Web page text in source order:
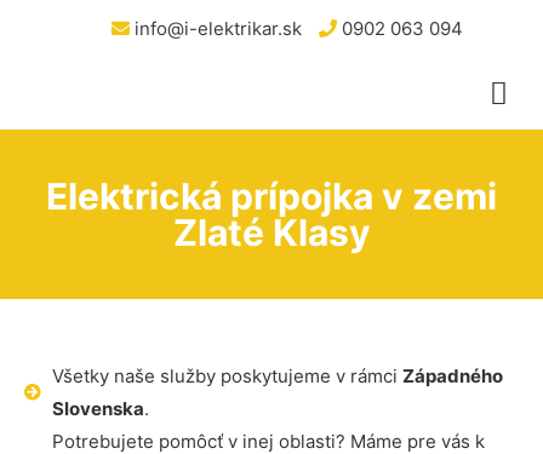
info@i-elektrikar.sk 0902 063 094
Elektrická prípojka v zemi
Zlaté Klasy
Všetky naše služby poskytujeme v rámci Západného
Slovenska.
Potrebujete pomôcť v inej oblasti? Máme pre vás k